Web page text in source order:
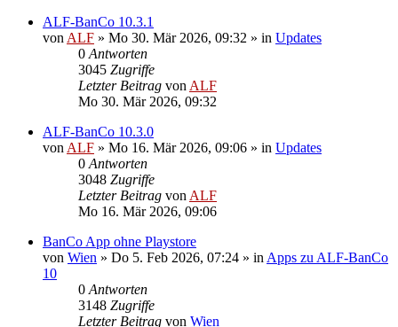
ALF-BanCo 10.3.1
von ALF » Mo 30. Mär 2026, 09:32 » in Updates
0 Antworten
3045 Zugriffe
Letzter Beitrag von ALF
Mo 30. Mär 2026, 09:32
ALF-BanCo 10.3.0
von ALF » Mo 16. Mär 2026, 09:06 » in Updates
0 Antworten
3048 Zugriffe
Letzter Beitrag von ALF
Mo 16. Mär 2026, 09:06
BanCo App ohne Playstore
von Wien » Do 5. Feb 2026, 07:24 » in Apps zu ALF-BanCo
10
0 Antworten
3148 Zugriffe
Letzter Beitrag von Wien